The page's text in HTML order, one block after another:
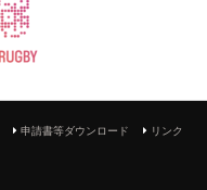
申請書等ダウンロード
リンク